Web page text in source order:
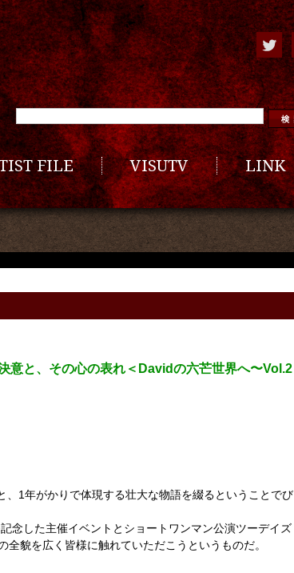
FILE VISUTV LINK
意と、その心の表れ＜Davidの六芒世界へ〜Vol.2
1年がかりで体現する壮大な物語を綴るということでび
念した主催イベントとショートワンマン公演ツーデイズ
貌を広く皆様に触れていただこうというものだ。